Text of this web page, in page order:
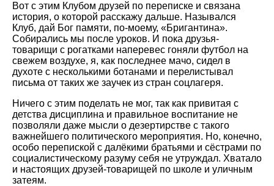
Вот с этим Клубом друзей по переписке и связана
история, о которой расскажу дальше. Назывался
Клуб, дай Бог памяти, по-моему, «Бригантина».
Собирались мы после уроков. И пока друзья-
товарищи с рогатками наперевес гоняли футбол на
свежем воздухе, я, как последнее мачо, сидел в
духоте с несколькими ботанами и перелистывал
письма от таких же заучек из стран соцлагеря.
Ничего с этим поделать не мог, так как привитая с
детства дисциплина и правильное воспитание не
позволяли даже мысли о дезертирстве с такого
важнейшего политического мероприятия. Но, конечно,
особо перепиской с далёкими братьями и сёстрами по
социалистическому разуму себя не утруждал. Хватало
и настоящих друзей-товарищей по школе и уличным
затеям.